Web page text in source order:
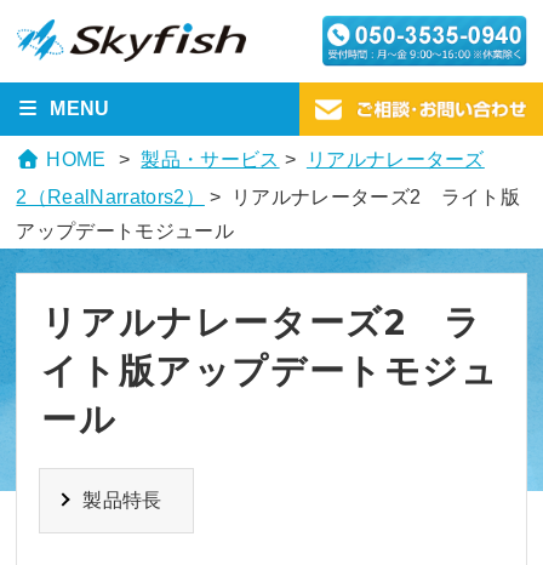
MENU
HOME 製品・サービス >
リアルナレーターズ
2（RealNarrators2）
> リアルナレーターズ2 ライト版
アップデートモジュール
リアルナレーターズ2 ラ
イト版アップデートモジュ
ール
製品特長